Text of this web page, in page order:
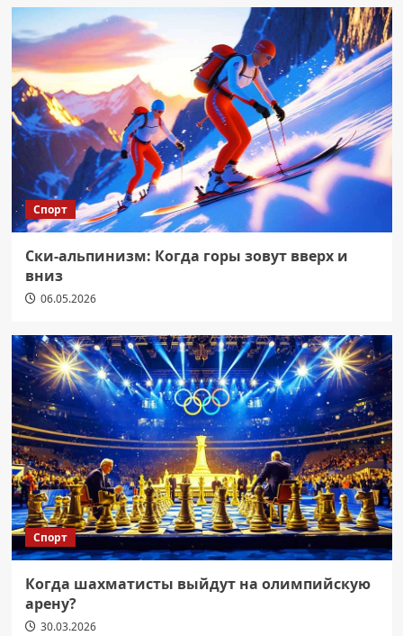
Спорт
Ски-альпинизм: Когда горы зовут вверх и
вниз
06.05.2026
Спорт
Когда шахматисты выйдут на олимпийскую
арену?
30.03.2026